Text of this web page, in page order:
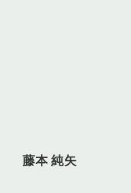
藤本 純矢